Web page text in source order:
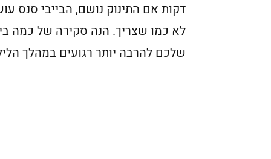
דקות אם התינוק נושם, הבייבי סנס
לא כמו שצריך. הנה סקירה של כמה
שלכם להרבה יותר רגועים במהלך